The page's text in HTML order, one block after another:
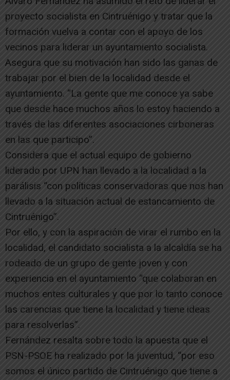
proyecto socialista en Cintruénigo y tratar que la
formación vuelva a contar con el apoyo de los
vecinos para liderar un ayuntamiento socialista.
Asegura que su motivación han sido las ganas de
trabajar por el bien de la localidad desde el
ayuntamiento. “La gente que me conoce ya sabe
que desde hace muchos años lo estoy haciendo a
través de las diferentes asociaciones cirboneras
en las que participo”.
Considera que el actual equipo de gobierno
liderado por UPN han llevado a la localidad a la
parálisis “con políticas conservadoras que nos han
llevado a la situación actual de estancamiento de
Cintruénigo”.
Por ello, y con la aspiración de virar el rumbo en la
localidad, el candidato socialista a la alcaldía se ha
rodeado de un grupo de gente joven y con
experiencia en el ayuntamiento “que colaboran en
muchos entes culturales y que por lo tanto conoce
las carencias que tiene la localidad y tiene ideas
para resolverlas”.
Fernández resalta sobre todo la apuesta que el
PSN-PSOE ha realizado por la juventud, “por eso
somos el único partido de Cintruénigo que tiene a